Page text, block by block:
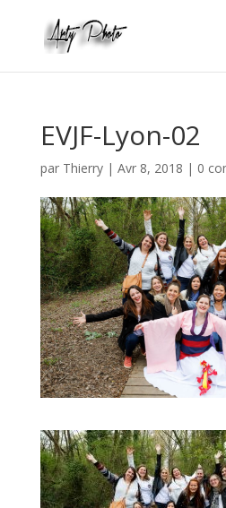
EVJF-Lyon-02
par Thierry| Avr 8, 2018 | 0